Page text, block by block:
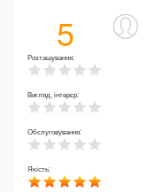
5
Розташування:
Вигляд, інтерєр:
Обслуговування:
Якість: